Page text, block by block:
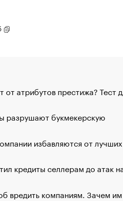
от атрибутов престижа? Тест
разрушают букмекерскую
избавляются от лучших
кредиты селлерам до атак
вредить компаниям. Зачем